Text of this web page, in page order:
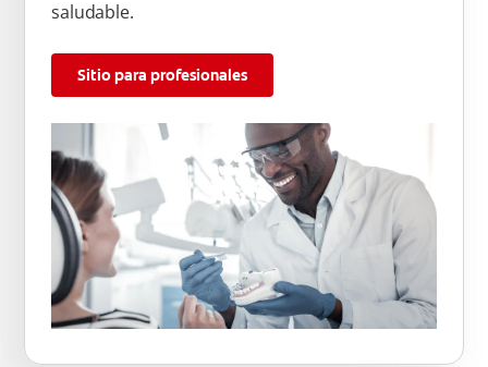
saludable.
Sitio para profesionales